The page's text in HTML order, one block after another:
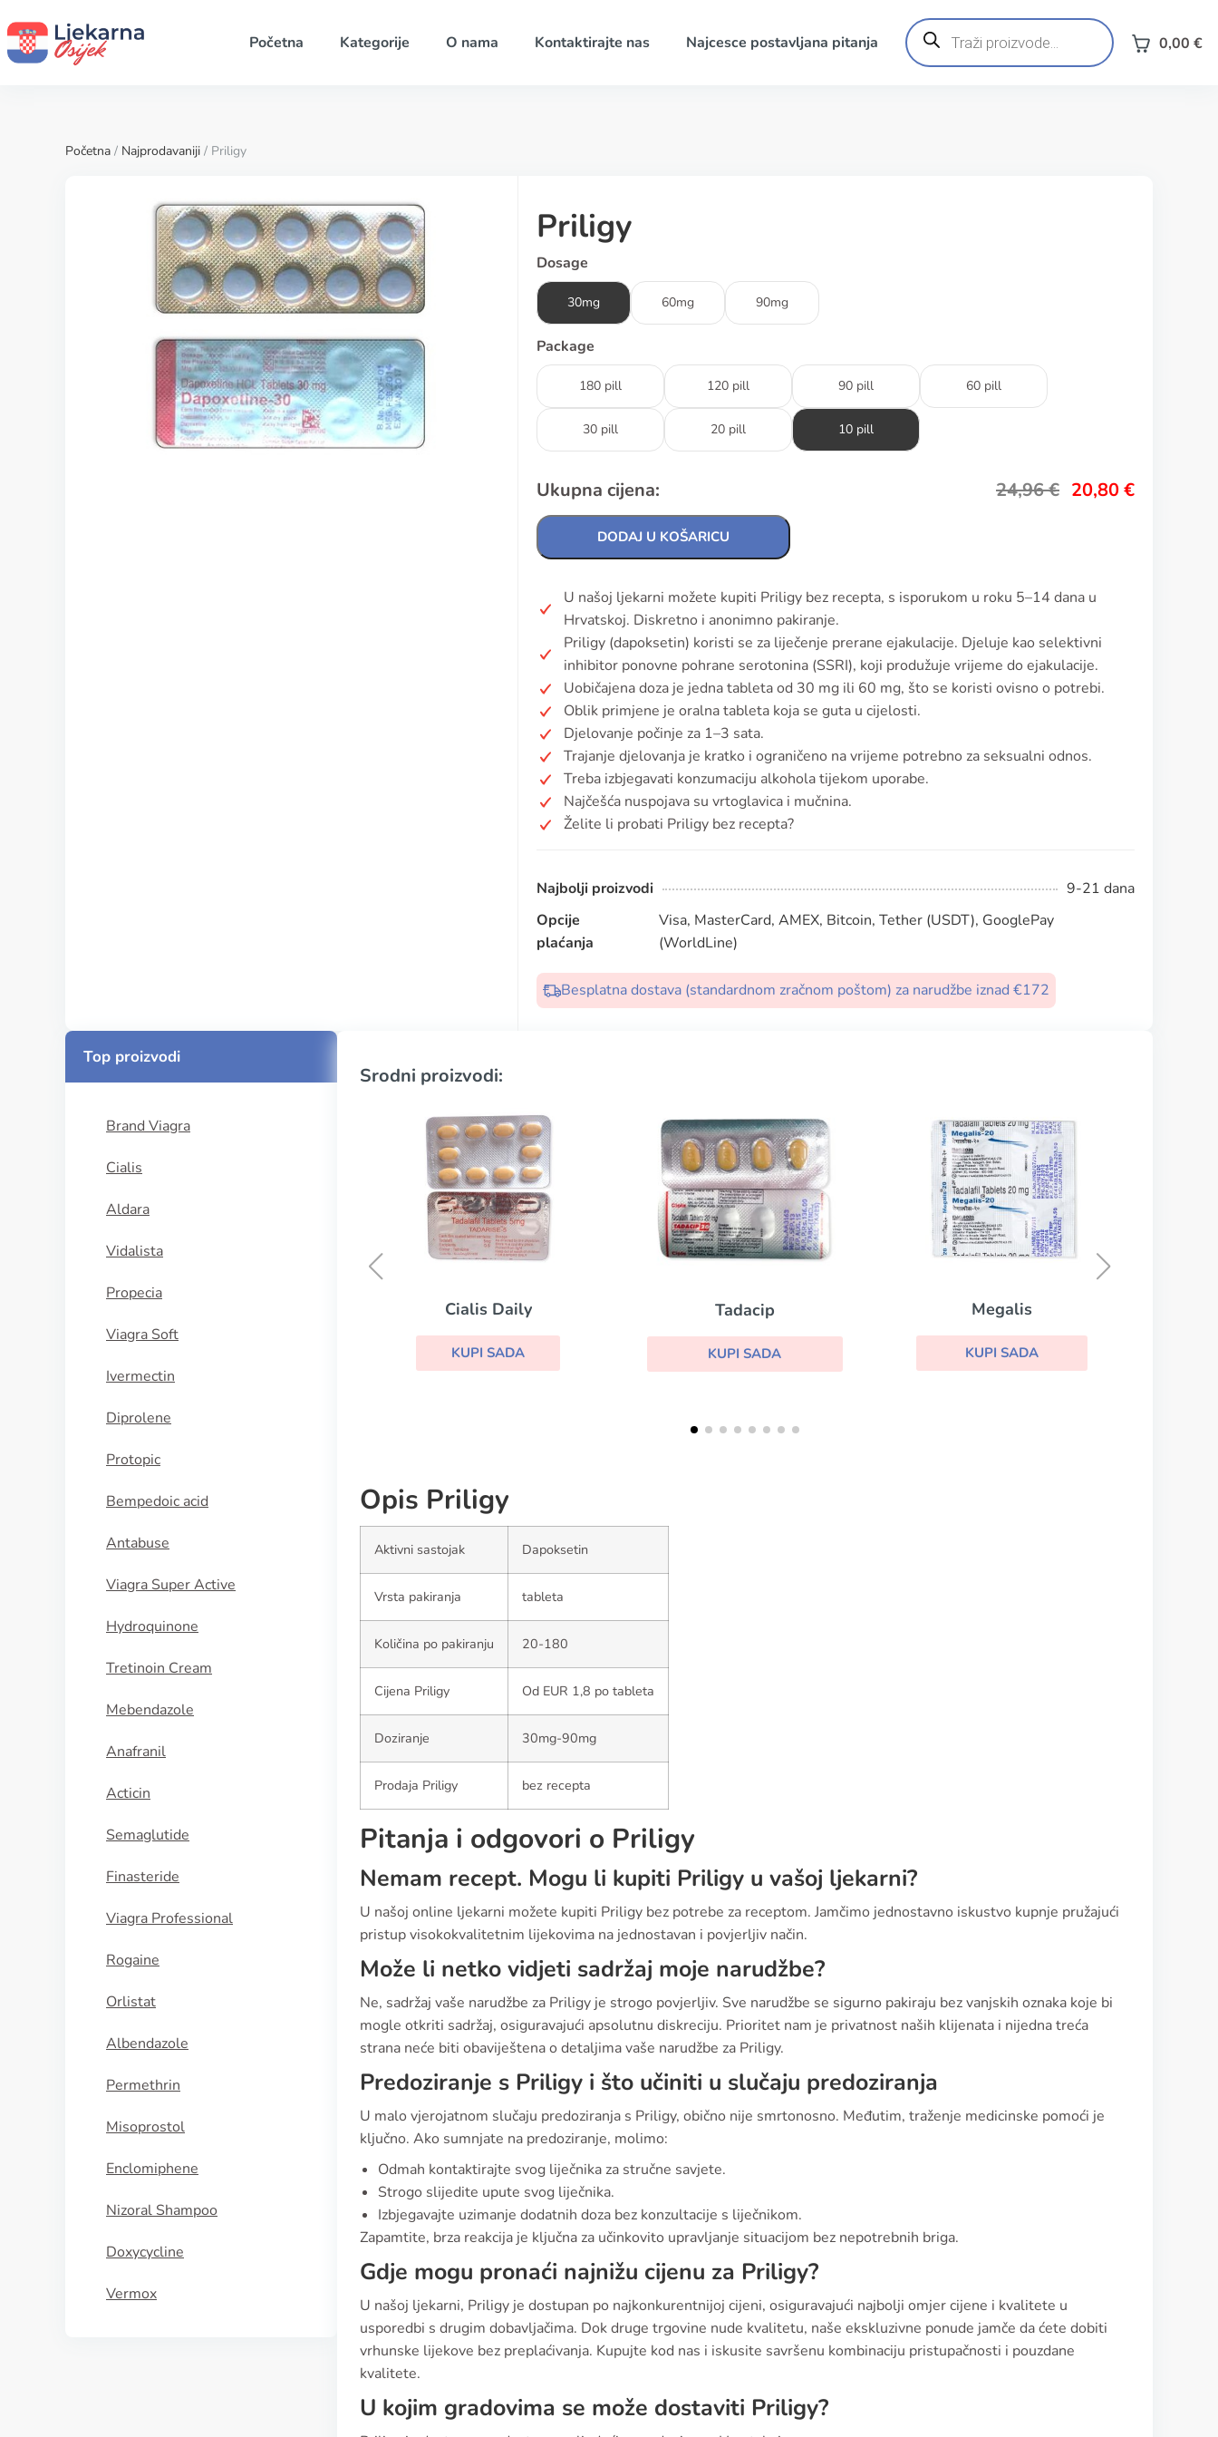
Početna Kategorije O nama Kontaktirajte nas Najcesce postavljana pitanja
Products
search 0,00 €
Početna / Najprodavaniji / Priligy
Priligy
Dosage
30mg 60mg 90mg
Package
180 pill 120 pill 90 pill 60 pill
30 pill 20 pill 10 pill
Ukupna cijena: 24,96€ 20,80€
DODAJ U KOŠARICU
U našoj ljekarni možete kupiti Priligy bez recepta, s isporukom u roku 5–14 dana u
Hrvatskoj. Diskretno i anonimno pakiranje.
Priligy (dapoksetin) koristi se za liječenje prerane ejakulacije. Djeluje kao selektivni
inhibitor ponovne pohrane serotonina (SSRI), koji produžuje vrijeme do ejakulacije.
Uobičajena doza je jedna tableta od 30 mg ili 60 mg, što se koristi ovisno o potrebi.
Oblik primjene je oralna tableta koja se guta u cijelosti.
Djelovanje počinje za 1–3 sata.
Trajanje djelovanja je kratko i ograničeno na vrijeme potrebno za seksualni odnos.
Treba izbjegavati konzumaciju alkohola tijekom uporabe.
Najčešća nuspojava su vrtoglavica i mučnina.
Želite li probati Priligy bez recepta?
Najbolji proizvodi
9-21 dana
Opcije
plaćanja
Visa, MasterCard, AMEX, Bitcoin, Tether (USDT), GooglePay
(WorldLine)
Besplatna dostava (standardnom zračnom poštom) za narudžbe iznad €172
Top proizvodi
Brand Viagra
Cialis
Aldara
Vidalista
Propecia
Viagra Soft
Ivermectin
Diprolene
Protopic
Bempedoic acid
Antabuse
Viagra Super Active
Hydroquinone
Tretinoin Cream
Mebendazole
Anafranil
Acticin
Semaglutide
Finasteride
Viagra Professional
Rogaine
Orlistat
Albendazole
Permethrin
Misoprostol
Enclomiphene
Nizoral Shampoo
Doxycycline
Vermox
Srodni proizvodi:
Tadacip
KUPI SADA
Megalis
KUPI SADA
Viagra with Dapoxetine
Opis Priligy
Aktivni sastojak Dapoksetin
Vrsta pakiranja tableta
Količina po pakiranju 20-180
Cijena Priligy Od EUR 1,8 po tableta
Doziranje 30mg-90mg
Prodaja Priligy bez recepta
Pitanja i odgovori o Priligy
Nemam recept. Mogu li kupiti Priligy u vašoj ljekarni?
U našoj online ljekarni možete kupiti Priligy bez potrebe za receptom. Jamčimo jednostavno iskustvo kupnje pružajući
pristup visokokvalitetnim lijekovima na jednostavan i povjerljiv način.
Može li netko vidjeti sadržaj moje narudžbe?
Ne, sadržaj vaše narudžbe za Priligy je strogo povjerljiv. Sve narudžbe se sigurno pakiraju bez vanjskih oznaka koje bi
mogle otkriti sadržaj, osiguravajući apsolutnu diskreciju. Prioritet nam je privatnost naših klijenata i nijedna treća
strana neće biti obaviještena o detaljima vaše narudžbe za Priligy.
Predoziranje s Priligy i što učiniti u slučaju predoziranja
U malo vjerojatnom slučaju predoziranja s Priligy, obično nije smrtonosno. Međutim, traženje medicinske pomoći je
ključno. Ako sumnjate na predoziranje, molimo:
Odmah kontaktirajte svog liječnika za stručne savjete.
Strogo slijedite upute svog liječnika.
Izbjegavajte uzimanje dodatnih doza bez konzultacije s liječnikom.
Zapamtite, brza reakcija je ključna za učinkovito upravljanje situacijom bez nepotrebnih briga.
Gdje mogu pronaći najnižu cijenu za Priligy?
U našoj ljekarni, Priligy je dostupan po najkonkurentnijoj cijeni, osiguravajući najbolji omjer cijene i kvalitete u
usporedbi s drugim dobavljačima. Dok druge trgovine nude kvalitetu, naše ekskluzivne ponude jamče da ćete dobiti
vrhunske lijekove bez preplaćivanja. Kupujte kod nas i iskusite savršenu kombinaciju pristupačnosti i pouzdane
kvalitete.
U kojim gradovima se može dostaviti Priligy?